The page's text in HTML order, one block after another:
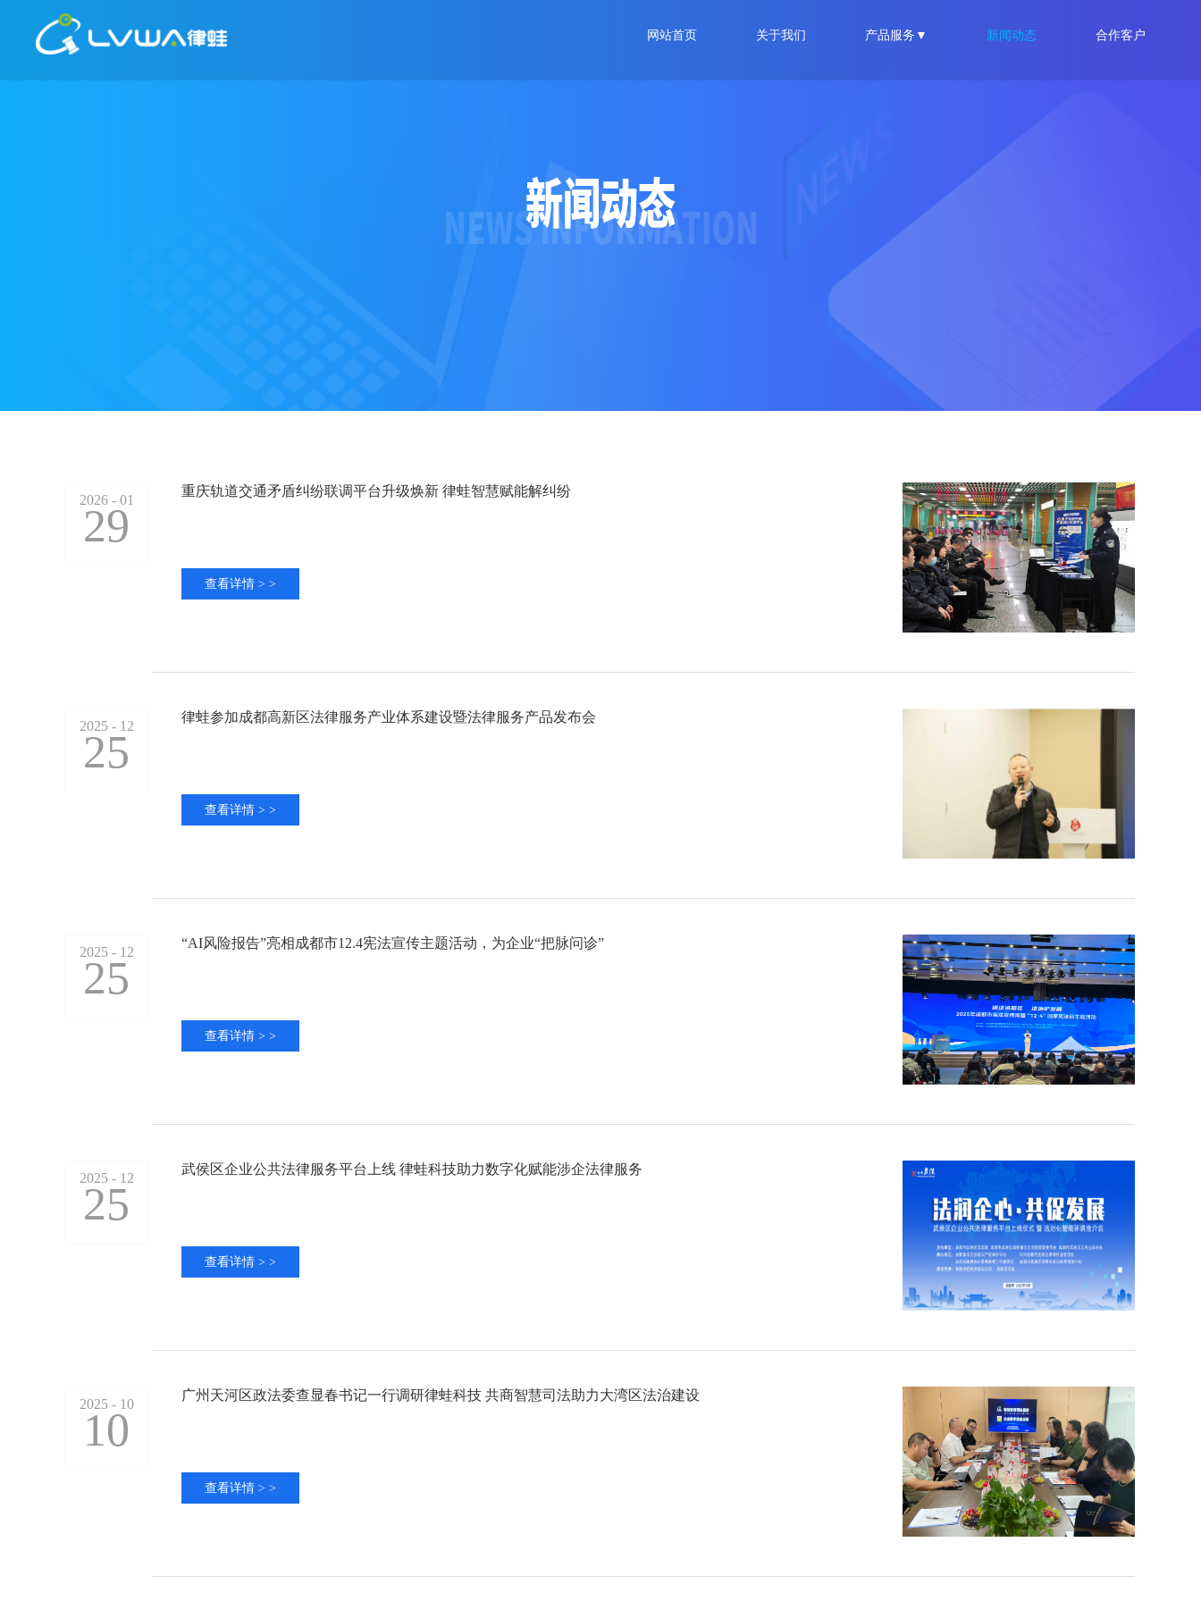
网站首页 关于我们 产品服务▼
·法院绩效考核系统
网上法律顾问
新闻动态 合作客户
2026 - 01
29
重庆轨道交通矛盾纠纷联调平台升级焕新 律蛙智慧赋能解纠纷
查看详情 > >
2025 - 12
25
律蛙参加成都高新区法律服务产业体系建设暨法律服务产品发布会
查看详情 > >
2025 - 12
25
“AI风险报告”亮相成都市12.4宪法宣传主题活动，为企业“把脉问诊”
查看详情 > >
2025 - 12
25
武侯区企业公共法律服务平台上线 律蛙科技助力数字化赋能涉企法律服务
查看详情 > >
2025 - 10
10
广州天河区政法委查显春书记一行调研律蛙科技 共商智慧司法助力大湾区法治建设
查看详情 > >